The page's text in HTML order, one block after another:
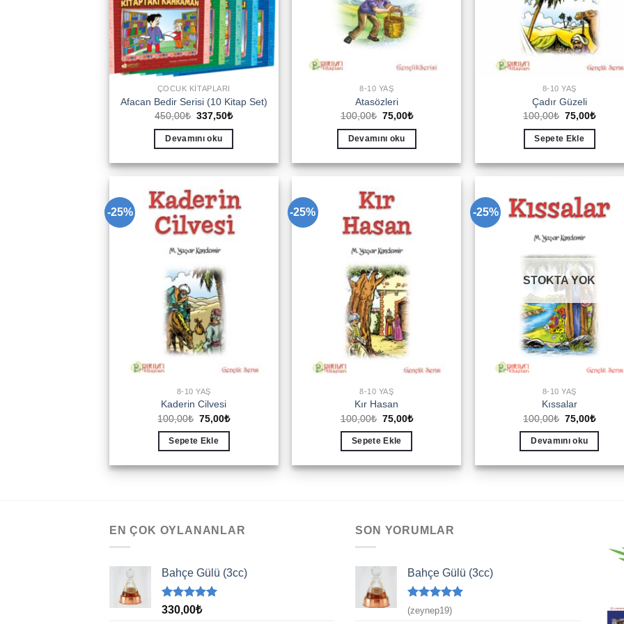
ÇOCUK KITAPLARI
Afacan Bedir Serisi (10 Kitap Set)
450,00₺ Orijinal
450,00₺.
337,50₺Şu
Devamını oku
8-10 YAŞ
Atasözleri
100,00₺ Orijinal
100,00₺.
75,00₺Şu
Devamını oku
8-10 YAŞ
Çadır Güzeli
100,00₺ Orijinal
100,00₺.
75,00₺Şu
Sepete Ekle
-25%
8-10 YAŞ
Kaderin Cilvesi
100,00₺ Orijinal
fiyat:
100,00₺.
75,00₺Şu
Sepete Ekle
-25%
8-10 YAŞ
Kır Hasan
100,00₺ Orijinal
fiyat:
100,00₺.
75,00₺Şu
Sepete Ekle
-25%
STOKTA YOK
8-10 YAŞ
Kıssalar
100,00₺ Orijinal
fiyat:
100,00₺.
75,00₺Şu
Devamını oku
EN ÇOK OYLANANLAR
Bahçe Gülü (3cc)
5 üzerinden
330,00₺
SON YORUMLAR
Bahçe Gülü (3cc)
5 üzerinden
5
oy aldı
(zeynep19)